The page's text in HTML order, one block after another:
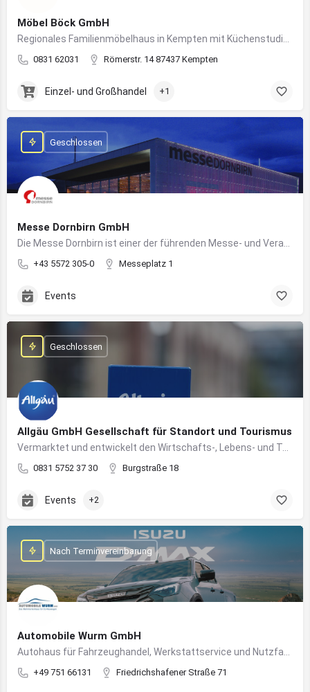
Möbel Böck GmbH
0831 62031 Römerstr. 14 87437 Kempten
Einzel- und Großhandel +1
Messe Dornbirn GmbH
+43 5572 305-0 Messeplatz 1
Geschlossen
Events
Allgäu GmbH Gesellschaft für Standort und Tourismus
0831 5752 37 30 Burgstraße 18
Geschlossen
Events +2
Automobile Wurm GmbH
+49 751 66131 Friedrichshafener Straße 71
Nach Terminvereinbarung